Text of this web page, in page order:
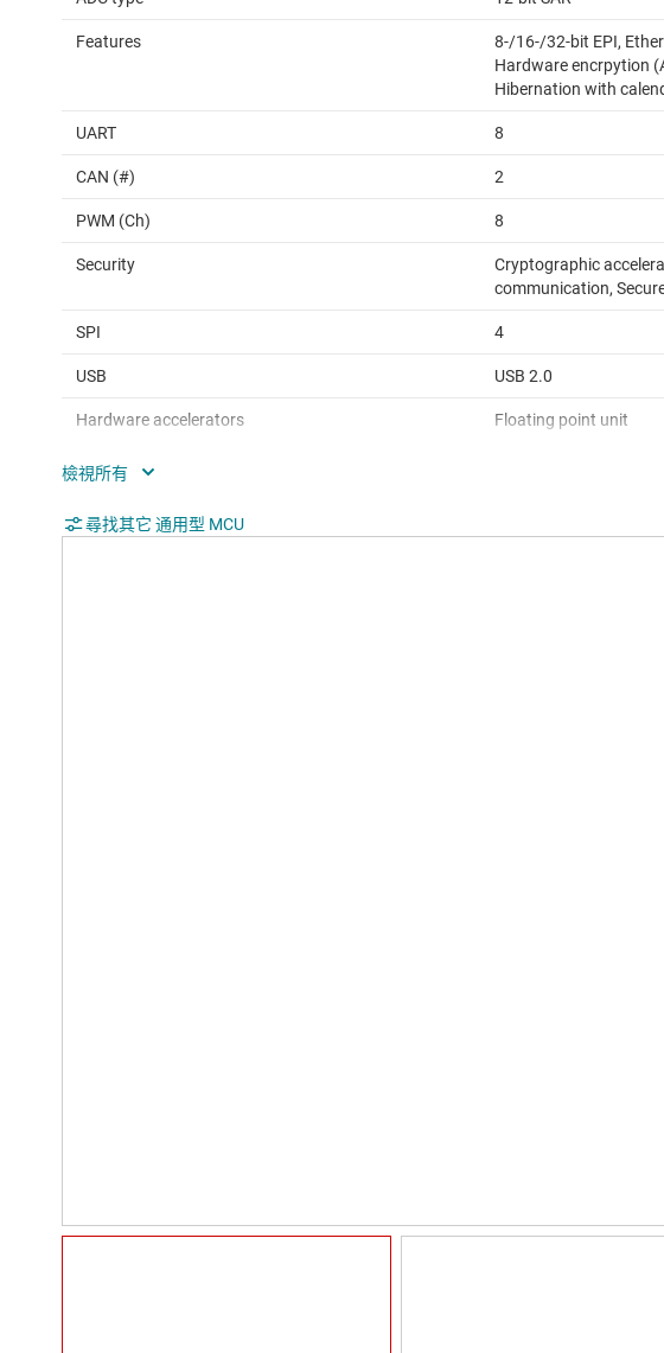
Features
8-/16-/32-bit EPI,
Hardware encrpytion
Hibernation with
UART 8
CAN (#) 2
PWM (Ch) 8
Security
Cryptographic
communication,
SPI 4
USB USB 2.0
Hardware accelerators Floating point unit
Operating temperature range (°C)
尋找其它 通用型 MCU